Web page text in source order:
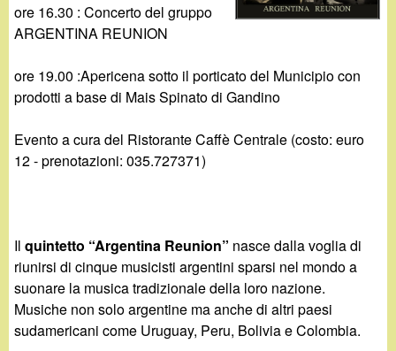
n
d
i
n
.
i
t
e
c
a
ore 16.30 : Concerto del gruppo
ARGENTINA REUNION
ore 19.00 :Apericena sotto il porticato del Municipio con
prodotti a base di Mais Spinato di Gandino
Evento a cura del Ristorante Caffè Centrale (costo: euro
12 - prenotazioni: 035.727371)
Ilquintetto “Argentina Reunion” nasce dalla voglia di
riunirsi di cinque musicisti argentini sparsi nel mondo a
suonare la musica tradizionale della loro nazione.
Musiche non solo argentine ma anche di altri paesi
sudamericani come Uruguay, Peru, Bolivia e Colombia.